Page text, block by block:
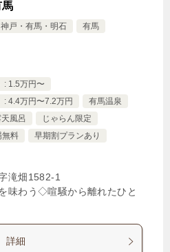
神戸・有馬・明石 有馬
: 1.5万円〜
: 4.4万円〜7.2万円
有馬温泉
天風呂
じゃらん限定
無料
早期割プランあり
滝畑1582‐1
味わう◇喧騒から離れたひと
詳細